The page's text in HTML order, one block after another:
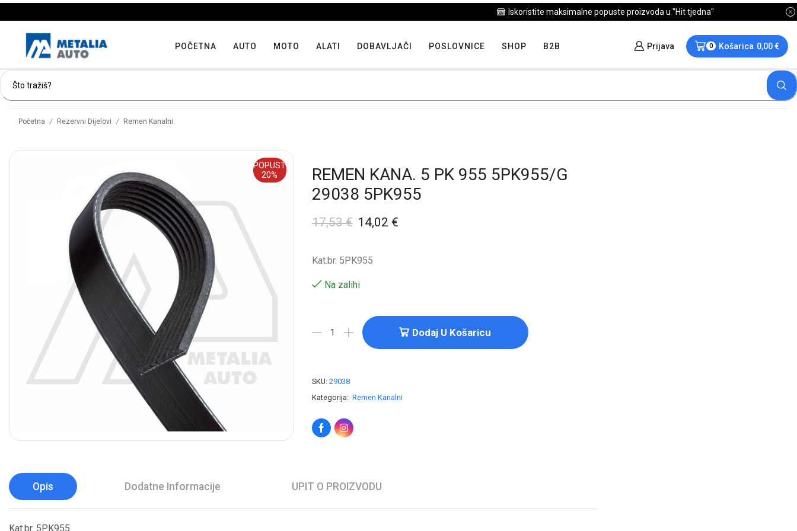
Iskoristite maksimalne popuste proizvoda u "Hit tjedna"
POČETNA AUTO MOTO ALATI DOBAVLJAČI POSLOVNICE SHOP B2B Prijava 0 Košarica 0,00€
Početna / Rezervni Dijelovi / Remen Kanalni
POPUST
20%
REMEN KANA. 5 PK 955 5PK955/G
29038 5PK955
17,53€ 14,02 €
Kat.br. 5PK955
Na zalihi
Dodaj U Košaricu
SKU: 29038
Kategorija: Remen Kanalni
Opis Dodatne Informacije UPIT O PROIZVODU
Kat.br. 5PK955